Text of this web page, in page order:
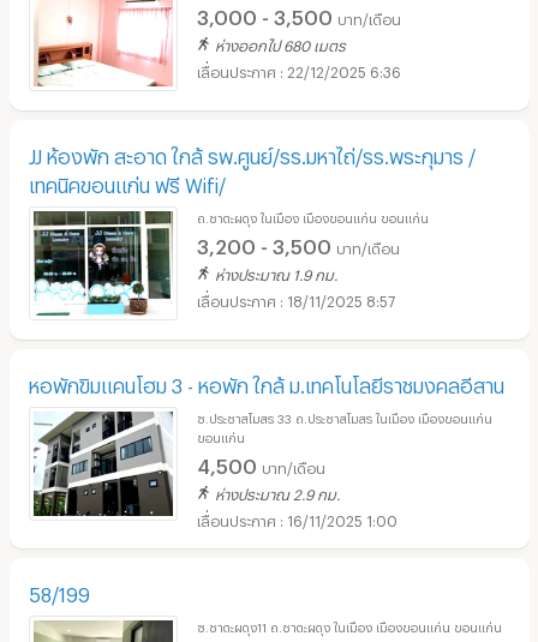
3,000 - 3,500 บาท/เดือน
ห่างออกไป 680 เมตร
22/12/2025 6:36
JJ ห้องพัก สะอาด ใกล้ รพ.ศูนย์/รร.มหาไถ่/รร.พระกุมาร /
เทคนิคขอนแก่น ฟรี Wifi/
ถ.ชาตะผดุง ในเมือง เมืองขอนแก่น ขอนแก่น
3,200 - 3,500 บาท/เดือน
ห่างประมาณ 1.9 กม.
18/11/2025 8:57
หอพักขิมแคนโฮม 3 - หอพัก ใกล้ ม.เทคโนโลยีราชมงคลอีสาน
ซ.ประชาสโมสร 33 ถ.ประชาสโมสร ในเมือง เมืองขอนแก่น
ขอนแก่น
4,500 บาท/เดือน
ห่างประมาณ 2.9 กม.
16/11/2025 1:00
58/199
ซ.ชาตะผดุง11 ถ.ชาตะผดุง ในเมือง เมืองขอนแก่น ขอนแก่น